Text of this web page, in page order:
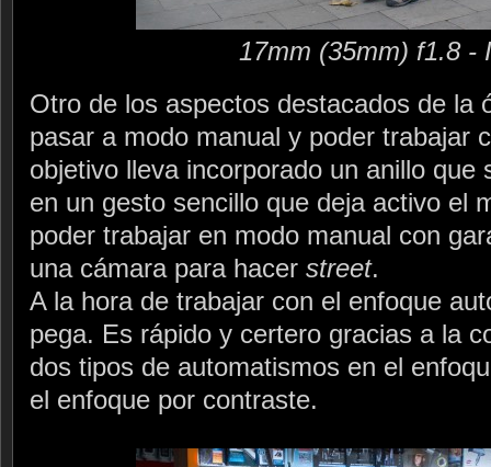
17mm (35mm) f1.8 -
Otro de los aspectos destacados de la
pasar a modo manual y poder trabajar
objetivo lleva incorporado un anillo que
en un gesto sencillo que deja activo el
poder trabajar en modo manual con
una cámara para hacer street.
A la hora de trabajar con el enfoque
pega. Es rápido y certero gracias a la
dos tipos de automatismos en el
el enfoque por contraste.